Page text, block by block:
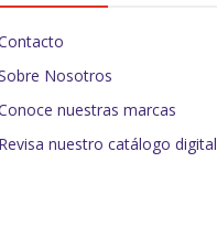
Nosotros
nuestras marcas
Revisa nuestro catálogo digital